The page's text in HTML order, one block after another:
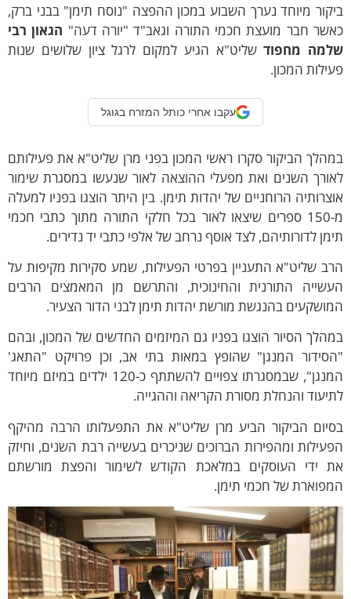
מיוחד נערך השבוע במכון ההפצה "נוסח תימן" בבני ברק,
חבר מועצת חכמי התורה וגאב"ד "יורה דעה"הגאון רבי
מחפודשליט"א הגיע למקום לרגל ציון שלושים שנות
המכון.
עקבו אחרי כותל המזרח בגוגל
הביקור סקרו ראשי המכון בפני מרן שליט"א את פעילותם
השנים ואת מפעלי ההוצאה לאור שנעשו במסגרת שימור
הרוחניים של יהדות תימן. בין היתר הוצגו בפניו למעלה
מ-150 ספרים שיצאו לאור בכל חלקי התורה מתוך כתבי חכמי
לדורותיהם, לצד אוסף נרחב של אלפי כתבי יד נדירים.
שליט"א התעניין בפרטי הפעילות, שמע סקירות מקיפות על
התורנית והחינוכית, והתרשם מן המאמצים הרבים
בהנגשת מורשת יהדות תימן לבני הדור הצעיר.
הסיור הוצגו בפניו גם המיזמים החדשים של המכון, ובהם
המנגן" שהופץ במאות בתי אב, וכן פרויקט "התאג'
המנגן", שבמסגרתו צפויים להשתתף כ-120 ילדים במיזם מיוחד
והנחלת מסורת הקריאה וההגייה.
הביקור הביע מרן שליט"א את התפעלותו הרבה מהיקף
ומהפירות הברוכים שניכרים בעשייה רבת השנים, וחיזק
ידי העוסקים במלאכת הקודש לשימור והפצת מורשתם
של חכמי תימן.